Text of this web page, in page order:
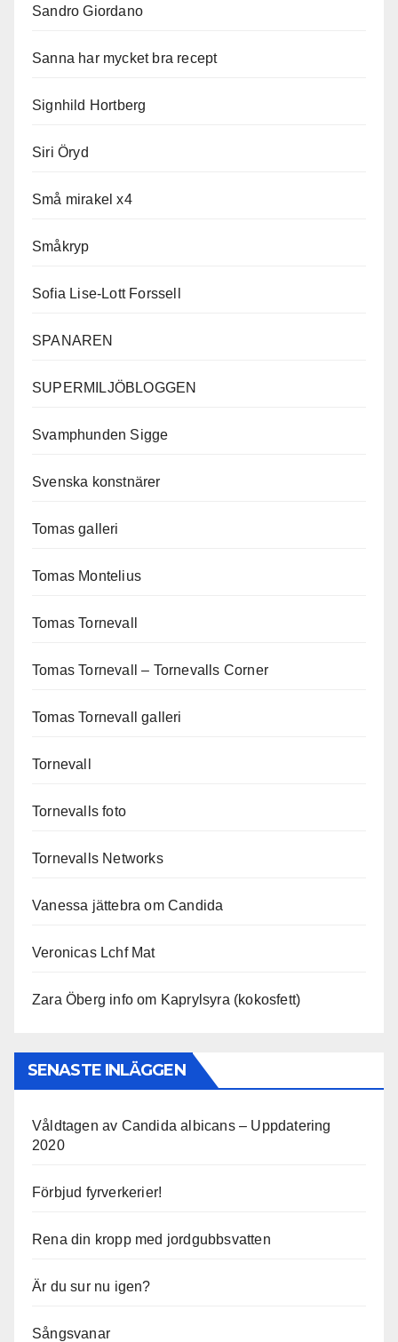
Sandro Giordano
Sanna har mycket bra recept
Signhild Hortberg
Siri Öryd
Små mirakel x4
Småkryp
Sofia Lise-Lott Forssell
SPANAREN
SUPERMILJÖBLOGGEN
Svamphunden Sigge
Svenska konstnärer
Tomas galleri
Tomas Montelius
Tomas Tornevall
Tomas Tornevall – Tornevalls Corner
Tomas Tornevall galleri
Tornevall
Tornevalls foto
Tornevalls Networks
Vanessa jättebra om Candida
Veronicas Lchf Mat
Zara Öberg info om Kaprylsyra (kokosfett)
SENASTE INLÄGGEN
Våldtagen av Candida albicans – Uppdatering
2020
Förbjud fyrverkerier!
Rena din kropp med jordgubbsvatten
Är du sur nu igen?
Sångsvanar